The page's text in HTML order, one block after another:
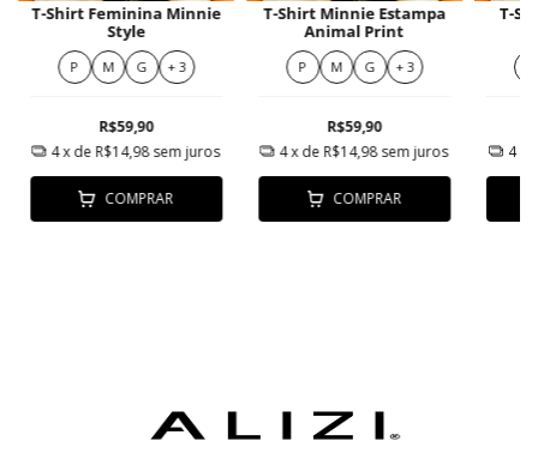
T-Shirt Feminina Minnie
Style
P M G + 3
R$59,90
4x de R$14,98 sem juros
COMPRAR
T-Shirt Minnie Estampa
Animal Print
P M G + 3
R$59,90
4x de R$14,98sem juros
COMPRAR
T-
4